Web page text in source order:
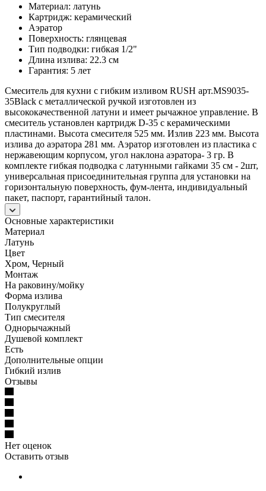
Материал: латунь
Картридж: керамический
Аэратор
Поверхность: глянцевая
Тип подводки: гибкая 1/2"
Длина излива: 22.3 см
Гарантия: 5 лет
Смеситель для кухни с гибким изливом RUSH арт.MS9035-
35Black с металлической ручкой изготовлен из
высококачественной латуни и имеет рычажное управление. В
смеситель установлен картридж D-35 с керамическими
пластинами. Высота смесителя 525 мм. Излив 223 мм. Высота
излива до аэратора 281 мм. Аэратор изготовлен из пластика с
нержавеющим корпусом, угол наклона аэратора- 3 гр. В
комплекте гибкая подводка с латунными гайками 35 см - 2шт,
универсальная присоединительная группа для установки на
горизонтальную поверхность, фум-лента, индивидуальный
пакет, паспорт, гарантийный талон.
Основные характеристики
Материал
Латунь
Цвет
Хром, Черный
Монтаж
На раковину/мойку
Форма излива
Полукруглый
Тип смесителя
Однорычажный
Душевой комплект
Есть
Дополнительные опции
Гибкий излив
Отзывы
Нет оценок
Оставить отзыв